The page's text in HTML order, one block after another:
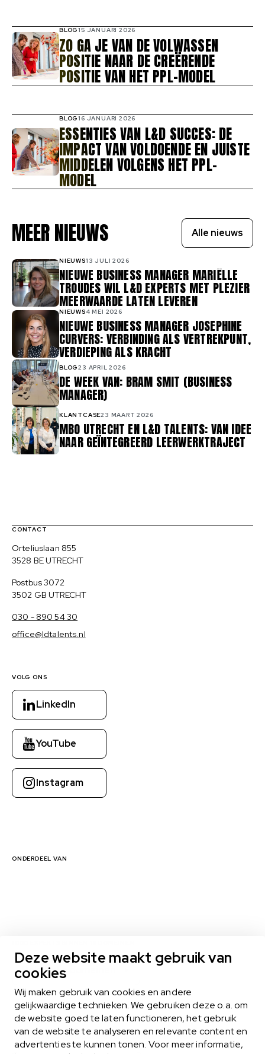
Deze website maakt gebruik van
cookies
Wij maken gebruik van cookies en andere
gelijkwaardige technieken. We gebruiken deze o.a. om
de website goed te laten functioneren, het gebruik
van de website te analyseren en relevante content en
advertenties te kunnen tonen. Voor meer informatie,
ZO GA JE VAN DE VOLWASSEN
POSITIE NAAR DE CREËRENDE
POSITIE VAN HET PPL-MODEL
BLOG15 JANUARI 2026
ESSENTIES VAN L&D SUCCES: DE
IMPACT VAN VOLDOENDE EN JUISTE
MIDDELEN VOLGENS HET PPL-
MODEL
BLOG16 JANUARI 2026
MEER NIEUWS Alle nieuws
NIEUWE BUSINESS MANAGER MARIËLLE
TROUDES WIL L&D EXPERTS MET PLEZIER
MEERWAARDE LATEN LEVEREN
NIEUWS13 JULI 2026
NIEUWE BUSINESS MANAGER JOSEPHINE
CURVERS: VERBINDING ALS VERTREKPUNT,
VERDIEPING ALS KRACHT
NIEUWS4 MEI 2026
DE WEEK VAN: BRAM SMIT (BUSINESS
MANAGER)
BLOG23 APRIL 2026
MBO UTRECHT EN L&D TALENTS: VAN IDEE
NAAR GEÏNTEGREERD LEERWERKTRAJECT
KLANTCASE23 MAART 2026
Contact, verdere links en colofon
CONTACT
Bezoekadres
Orteliuslaan 855
3528 BE UTRECHT
Postadres
Postbus 3072
3502 GB UTRECHT
030 - 890 54 30
office@ldtalents.nl
VOLG ONS
LinkedIn
YouTube
Instagram
ONDERDEEL VAN
Bekijk alle domeinen
MIDLANCEN
Het midlance-model biedt het beste van twee werelden